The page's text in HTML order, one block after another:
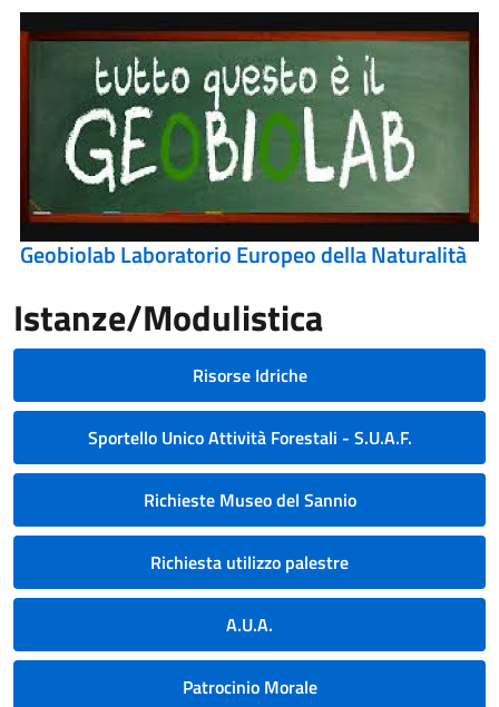
Geobiolab Laboratorio Europeo della Naturalità
Istanze/Modulistica
Risorse Idriche
Sportello Unico Attività Forestali - S.U.A.F.
Richieste Museo del Sannio
Richiesta utilizzo palestre
A.U.A.
Patrocinio Morale